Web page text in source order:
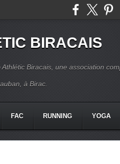
BIRACAIS
Biracais, une association
à Birac.
FAC RUNNING YOGA